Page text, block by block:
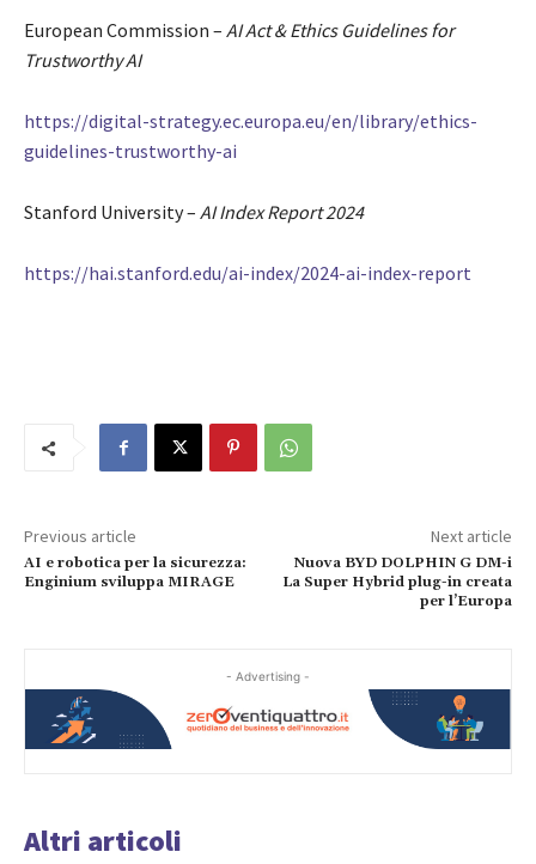
European Commission – AI Act & Ethics Guidelines for
Trustworthy AI
https://digital-strategy.ec.europa.eu/en/library/ethics-
guidelines-trustworthy-ai
Stanford University – AI Index Report 2024
https://hai.stanford.edu/ai-index/2024-ai-index-report
Previous article
AI e robotica per la sicurezza:
Enginium sviluppa MIRAGE
Next article
Nuova BYD DOLPHIN G DM-i
La Super Hybrid plug-in creata
per l’Europa
- Advertising -
Altri articoli